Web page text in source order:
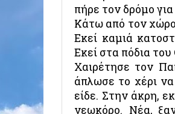
πήρε τον δρόμο
Κάτω από τον χώρο
Εκεί καμιά
Εκεί στα πόδια
Χαιρέτησε τον
άπλωσε το χέρι
είδε. Στην άκρη,
νεωκόρο. Νέα,